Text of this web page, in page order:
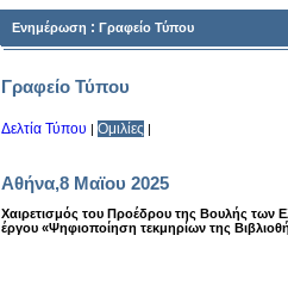
Ενημέρωση : Γραφείο Τύπου
Γραφείο Τύπου
Δελτία Τύπου | Ομιλίες |
Αθήνα,8 Μαϊου 2025
Χαιρετισμός του Προέδρου της Βουλής των
έργου «Ψηφιοποίηση τεκμηρίων της